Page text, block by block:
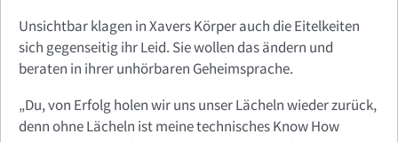
Unsichtbar klagen in Xavers Körper auch die Eitelkeiten
sich gegenseitig ihr Leid. Sie wollen das ändern und
beraten in ihrer unhörbaren Geheimsprache.
„Du, von Erfolg holen wir uns unser Lächeln wieder zurück,
denn ohne Lächeln ist meine technisches Know How